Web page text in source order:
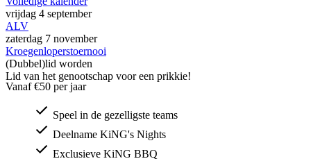
vrijdag 4 september
ALV
zaterdag 7 november
Kroegenloperstoernooi
(Dubbel)lid worden
Lid van het genootschap voor een prikkie!
Vanaf €50 per jaar
Speel in de gezelligste teams
Deelname KiNG's Nights
Exclusieve KiNG BBQ